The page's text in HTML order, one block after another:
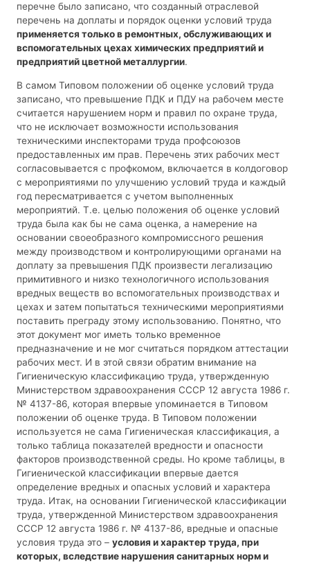
перечне было записано, что созданный отраслевой
перечень на доплаты и порядок оценки условий труда
применяется только в ремонтных, обслуживающих и
вспомогательных цехах химических предприятий и
предприятий цветной металлургии.
В самом Типовом положении об оценке условий труда
записано, что превышение ПДК и ПДУ на рабочем месте
считается нарушением норм и правил по охране труда,
что не исключает возможности использования
техническими инспекторами труда профсоюзов
предоставленных им прав. Перечень этих рабочих мест
согласовывается с профкомом, включается в колдоговор
с мероприятиями по улучшению условий труда и каждый
год пересматривается с учетом выполненных
мероприятий. Т.е. целью положения об оценке условий
труда была как бы не сама оценка, а намерение на
основании своеобразного компромиссного решения
между производством и контролирующими органами на
доплату за превышения ПДК произвести легализацию
примитивного и низко технологичного использования
вредных веществ во вспомогательных производствах и
цехах и затем попытаться техническими мероприятиями
поставить преграду этому использованию. Понятно, что
этот документ мог иметь только временное
предназначение и не мог считаться порядком аттестации
рабочих мест. И в этой связи обратим внимание на
Гигиеническую классификацию труда, утвержденную
Министерством здравоохранения СССР 12 августа 1986 г.
№ 4137-86, которая впервые упоминается в Типовом
положении об оценке труда. В Типовом положении
используется не сама Гигиеническая классификация, а
только таблица показателей вредности и опасности
факторов производственной среды. Но кроме таблицы, в
Гигиенической классификации впервые дается
определение вредных и опасных условий и характера
труда. Итак, на основании Гигиенической классификации
труда, утвержденной Министерством здравоохранения
СССР 12 августа 1986 г. № 4137-86, вредные и опасные
условия труда это – условия и характер труда, при
которых, вследствие нарушения санитарных норм и